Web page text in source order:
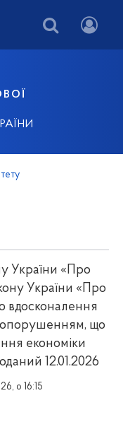
України «Про
України «Про
вдосконалення
що
економіки
12.01.2026
о 16:15